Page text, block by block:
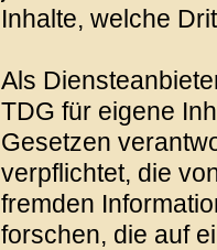
Inhalte, welche
Als
TDG für eigene
Gesetzen
verpflichtet, die
fremden
forschen, die auf